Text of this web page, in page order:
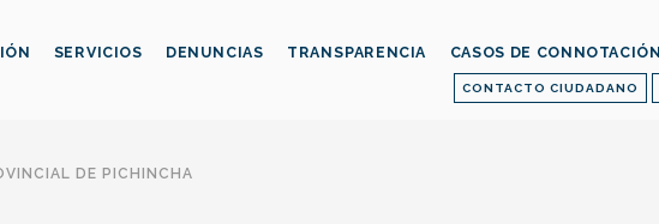
CONTACTO CIUDADANO
SERVICIOS DENUNCIAS TRANSPARENCIA CASOS DE CONNOTACIÓN
DE PICHINCHA